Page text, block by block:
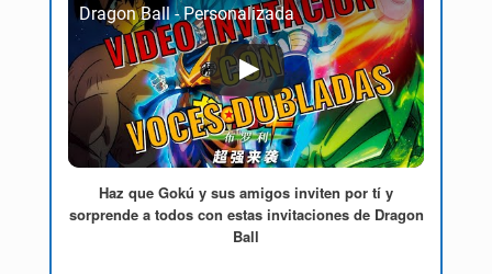
Dragon Ball - Personalizada
Haz que Gokú y sus amigos inviten por tí y
sorprende a todos con estas invitaciones de Dragon
Ball